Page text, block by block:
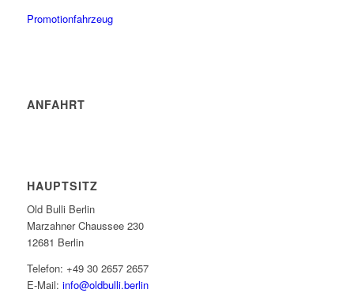
Promotionfahrzeug
ANFAHRT
HAUPTSITZ
Old Bulli Berlin
Marzahner Chaussee 230
12681 Berlin
Telefon: +49 30 2657 2657
E-Mail: info@oldbulli.berlin